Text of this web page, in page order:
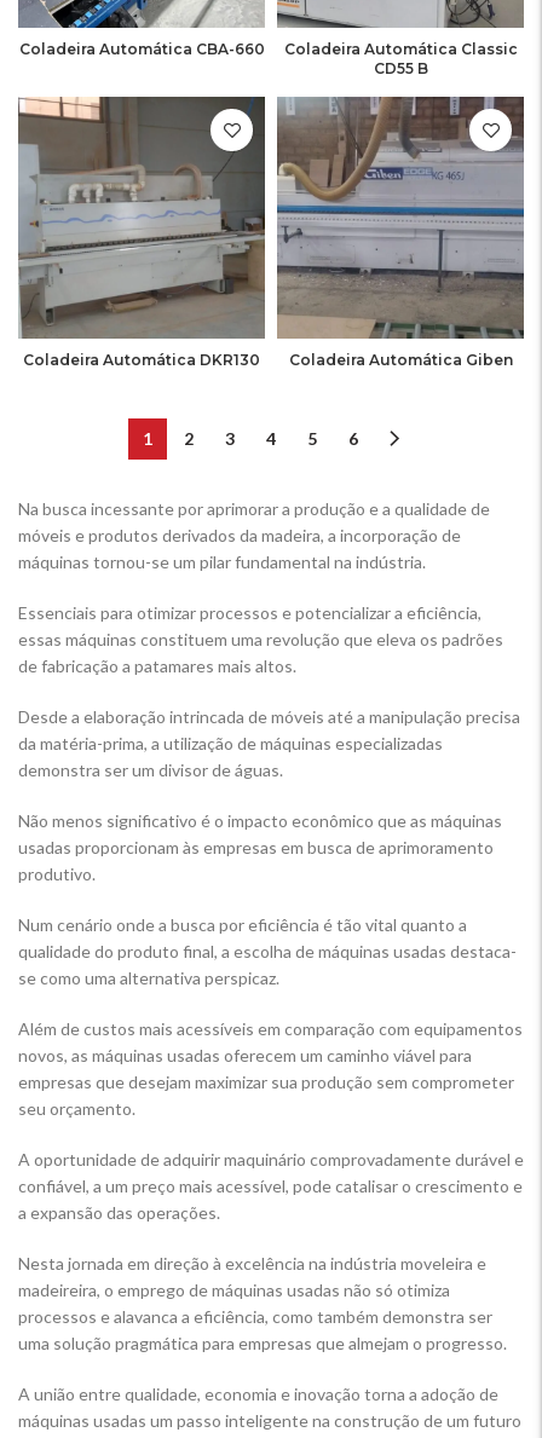
Coladeira Automática CBA-660
Coladeira Automática Classic
CD55 B
Coladeira Automática DKR130 Coladeira Automática Giben
1 2 3 4 5 6
Na busca incessante por aprimorar a produção e a qualidade de
móveis e produtos derivados da madeira, a incorporação de
máquinas tornou-se um pilar fundamental na indústria.
Essenciais para otimizar processos e potencializar a eficiência,
essas máquinas constituem uma revolução que eleva os padrões
de fabricação a patamares mais altos.
Desde a elaboração intrincada de móveis até a manipulação precisa
da matéria-prima, a utilização de máquinas especializadas
demonstra ser um divisor de águas.
Não menos significativo é o impacto econômico que as máquinas
usadas proporcionam às empresas em busca de aprimoramento
produtivo.
Num cenário onde a busca por eficiência é tão vital quanto a
qualidade do produto final, a escolha de máquinas usadas destaca-
se como uma alternativa perspicaz.
Além de custos mais acessíveis em comparação com equipamentos
novos, as máquinas usadas oferecem um caminho viável para
empresas que desejam maximizar sua produção sem comprometer
seu orçamento.
A oportunidade de adquirir maquinário comprovadamente durável e
confiável, a um preço mais acessível, pode catalisar o crescimento e
a expansão das operações.
Nesta jornada em direção à excelência na indústria moveleira e
madeireira, o emprego de máquinas usadas não só otimiza
processos e alavanca a eficiência, como também demonstra ser
uma solução pragmática para empresas que almejam o progresso.
A união entre qualidade, economia e inovação torna a adoção de
máquinas usadas um passo inteligente na construção de um futuro